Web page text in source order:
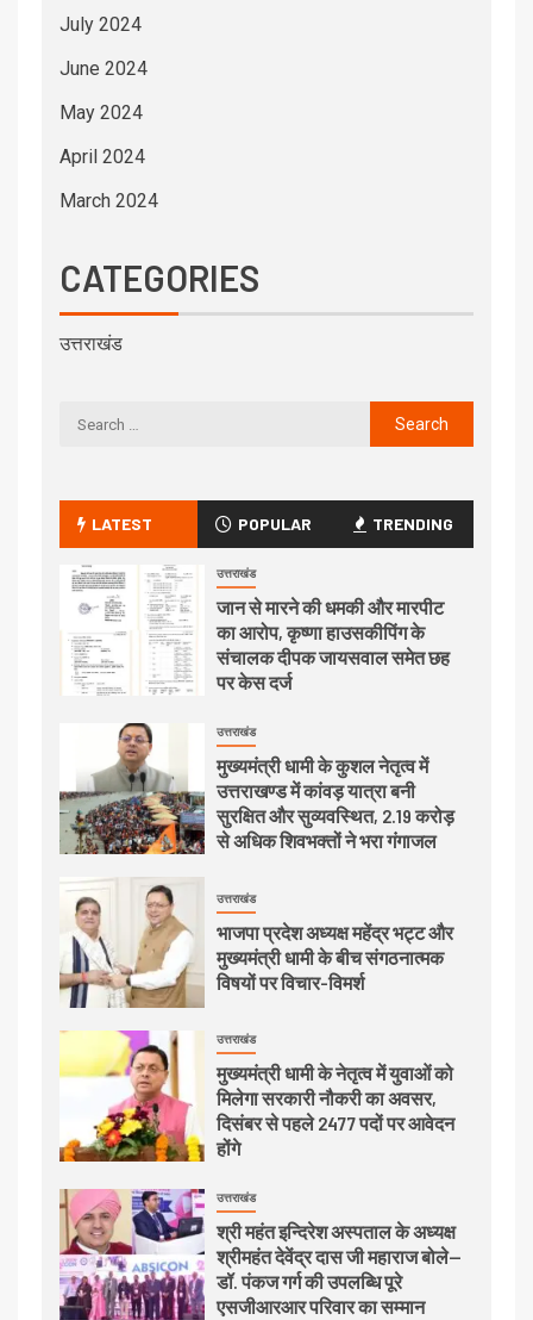
July 2024
June 2024
May 2024
April 2024
March 2024
CATEGORIES
उत्तराखंड
LATEST POPULAR TRENDING
उत्तराखंड
जान से मारने की धमकी और मारपीट
का आरोप, कृष्णा हाउसकीपिंग के
संचालक दीपक जायसवाल समेत छह
पर केस दर्ज
उत्तराखंड
मुख्यमंत्री धामी के कुशल नेतृत्व में
उत्तराखण्ड में कांवड़ यात्रा बनी
सुरक्षित और सुव्यवस्थित, 2.19 करोड़
से अधिक शिवभक्तों ने भरा गंगाजल
उत्तराखंड
भाजपा प्रदेश अध्यक्ष महेंद्र भट्ट और
मुख्यमंत्री धामी के बीच संगठनात्मक
विषयों पर विचार-विमर्श
उत्तराखंड
मुख्यमंत्री धामी के नेतृत्व में युवाओं को
मिलेगा सरकारी नौकरी का अवसर,
दिसंबर से पहले 2477 पदों पर आवेदन
होंगे
उत्तराखंड
श्री महंत इन्दिरेश अस्पताल के अध्यक्ष
श्रीमहंत देवेंद्र दास जी महाराज बोले—
डॉ. पंकज गर्ग की उपलब्धि पूरे
एसजीआरआर परिवार का सम्मान